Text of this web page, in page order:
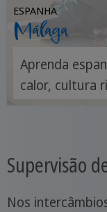
ESPANHA
Málaga
Aprenda
calor, cultura
Supervisão
Nos